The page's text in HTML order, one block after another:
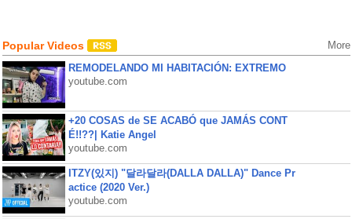
Popular Videos More
REMODELANDO MI HABITACIÓN: EXTREMO
youtube.com
+20 COSAS de SE ACABÓ que JAMÁS CONT
É!!??| Katie Angel
youtube.com
ITZY(있지) "달라달라(DALLA DALLA)" Dance Pr
actice (2020 Ver.)
youtube.com